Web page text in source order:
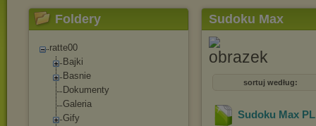
Foldery
ratte00
Bajki
Basnie
Dokumenty
Galeria
Gify
Sudoku Max
sortuj według:
Sudoku Max